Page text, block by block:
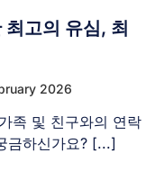
고의 유심, 최
2026
족 및 친구와의 연락
금하신가요? [...]